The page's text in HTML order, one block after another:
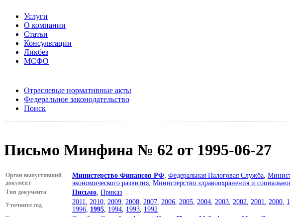
Услуги
О компании
Статьи
Консультации
Ликбез
МСФО
Отраслевые нормативные акты
Федеральное законодательство
Поиск
Письмо Минфина № 62 от 1995-06-27
Орган выпустивший
документ
Министерство Финансов РФ Федеральная Налоговая Служба
экономического развития Министерство здравоохранения и
Тип документа Письмо Приказ
Уточните год 2011 2010 2009 2008 2007 2006 2005 2004 2003 2002 2001 2000
1996 1995 1994 1993 1992